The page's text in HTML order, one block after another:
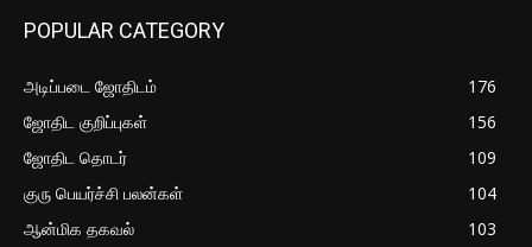
POPULAR CATEGORY
அடிப்படை ஜோதிடம்
176
ஜோதிட குறிப்புகள்
156
ஜோதிட தொடர்
109
குரு பெயர்ச்சி பலன்கள்
104
ஆன்மிக தகவல்
103